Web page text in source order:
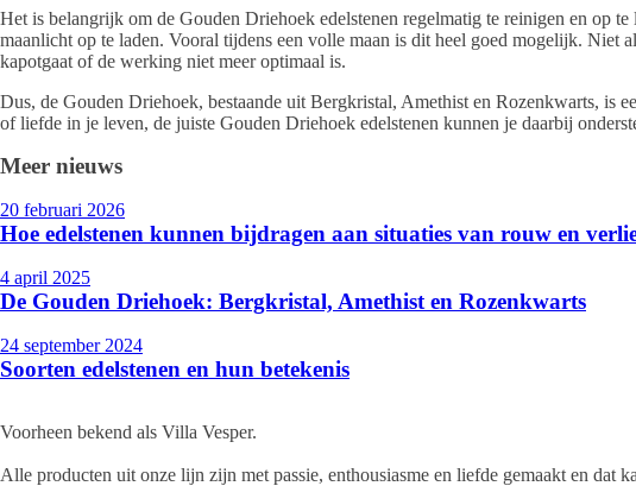
Het is belangrijk om de Gouden Driehoek edelstenen regelmatig te reinigen en op
maanlicht op te laden. Vooral tijdens een volle maan is dit heel goed mogelijk. ​Niet
kapotgaat of de werking niet meer optimaal is.
Dus, de Gouden Driehoek, bestaande uit Bergkristal, Amethist en Rozenkwarts, is
of liefde in je leven, de juiste Gouden Driehoek edelstenen kunnen je daarbij
Meer nieuws
20 februari 2026
Hoe edelstenen kunnen bijdragen aan situaties van rouw en
4 april 2025
De Gouden Driehoek: Bergkristal, Amethist en Rozenkwarts
24 september 2024
Soorten edelstenen en hun betekenis
Voorheen bekend als Villa Vesper.
Alle producten uit onze lijn zijn met passie, enthousiasme en liefde gemaakt en dat